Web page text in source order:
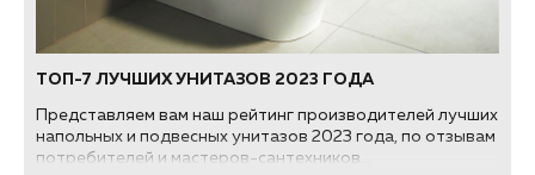
ТОП-7 ЛУЧШИХ УНИТАЗОВ 2023 ГОДА
Представляем вам наш рейтинг производителей лучших
напольных и подвесных унитазов 2023 года, по отзывам
потребителей и мастеров-сантехников...